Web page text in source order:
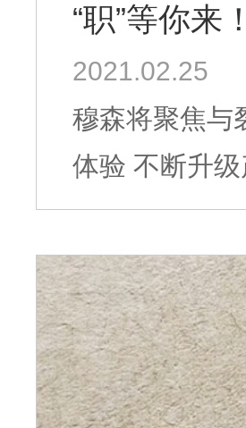
“职”等你来！
2021.02.25
穆森将聚焦与
体验 不断升
寻找志趣相投的你 请加入我们 这个充满活力而无
动赞美成长